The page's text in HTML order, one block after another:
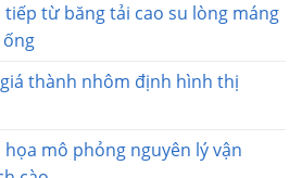
tiếp từ băng tải cao su lòng máng
thành nhôm định hình thị
mô phỏng nguyên lý vận